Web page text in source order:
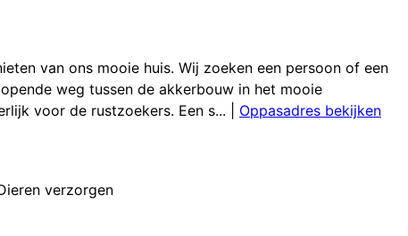
van ons mooie huis. Wij zoeken een persoon of een
weg tussen de akkerbouw in het mooie
voor de rustzoekers. Een s...
Oppasadres bekijken
verzorgen